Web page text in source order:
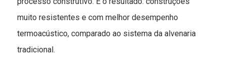
muito resistentes e com melhor desempenho
termoacústico, comparado ao sistema da alvenaria
tradicional.